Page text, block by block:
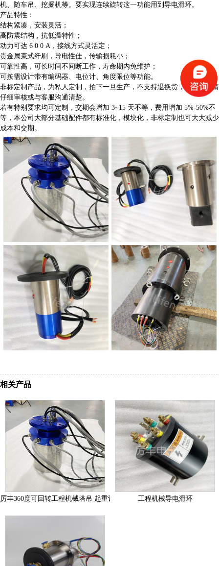
FAQ
技术文档
联系我们
机、随车吊、挖掘机等。要实现连续旋转这一功能用到导电滑环。
产品特性：
结构紧凑，安装灵活；
高防震结构，抗低温特性；
动力可达 6 0 0 A，接线方式灵活定；
贵金属束式纤刷，导电性佳，传输损耗小；
可靠性高，可长时间不间断工作，寿命期内免维护；
可按需设计带有编码器、电位计、角度限位等功能。
非标定制产品，为私人定制，拍下一旦生产，不支持退换货，拍单之前请
仔细审核或与客服沟通清楚。
若有特别要求均可定制，交期会增加 3~15 天不等，费用增加 5%-50%不
等，本公司大部分基础配件都有标准化，模块化，非标定制也可大大减少
成本和交期。
相关产品
厉丰360度可回转工程机械塔吊 起重设备用电滑环集流环
工程机械导电滑环